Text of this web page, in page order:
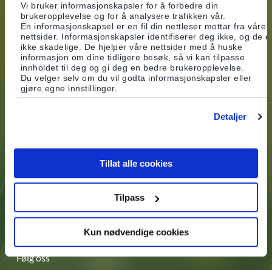
Vi bruker informasjonskapsler for å forbedre din
brukeropplevelse og for å analysere trafikken vår.
En informasjonskapsel er en fil din nettleser mottar fra våre
nettsider. Informasjonskapsler identifiserer deg ikke, og de
ikke skadelige. De hjelper våre nettsider med å huske
informasjon om dine tidligere besøk, så vi kan tilpasse
innholdet til deg og gi deg en bedre brukeropplevelse.
Du velger selv om du vil godta informasjonskapsler eller
gjøre egne innstillinger.
Detaljer
Tillat alle cookies
Tilpass
Kun nødvendige cookies
KONTAKT OSS
Kundeservice
(+47) 22 99 51 99
Send oss en melding
Motta siste nyheter fra oss
Meld deg på vårt nyhetsbrev her
Følg oss